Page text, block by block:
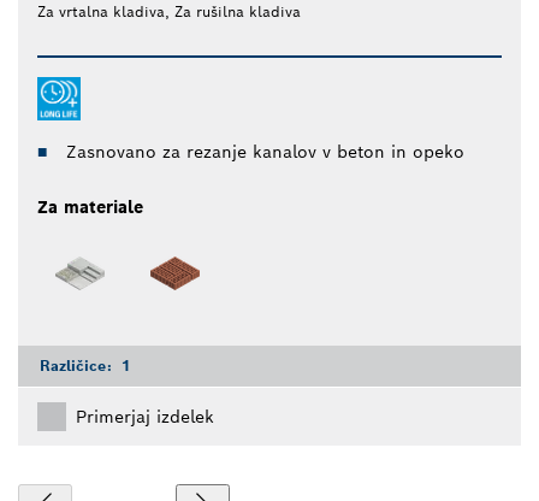
Za vrtalna kladiva, Za rušilna kladiva
Zasnovano za rezanje kanalov v beton in opeko
Za materiale
Različice: 1
Primerjaj izdelek